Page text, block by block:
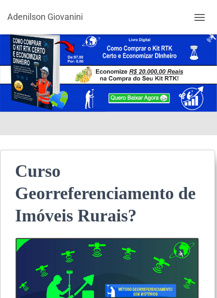
Adenilson Giovanini
Curso
Georreferenciamento de
Imóveis Rurais?